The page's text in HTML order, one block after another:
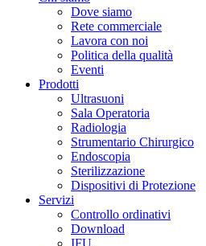
Dove siamo
Rete commerciale
Lavora con noi
Politica della qualità
Eventi
Prodotti
Ultrasuoni
Sala Operatoria
Radiologia
Strumentario Chirurgico
Endoscopia
Sterilizzazione
Dispositivi di Protezione
Servizi
Controllo ordinativi
Download
IFU